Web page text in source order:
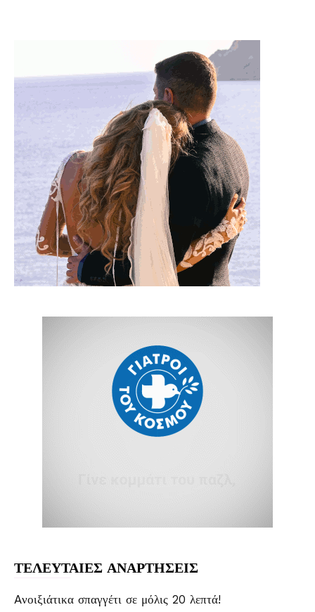
ΤΕΛΕΥΤΑΙΕΣ ΑΝΑΡΤΗΣΕΙΣ
Aνοιξιάτικα σπαγγέτι σε μόλις 20 λεπτά!